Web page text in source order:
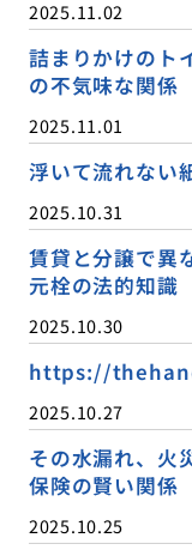
2025.11.02
詰まりかけのト
の不気味な関係
2025.11.01
浮いて流れない
2025.10.31
賃貸と分譲で異
元栓の法的知識
2025.10.30
https://
2025.10.27
その水漏れ、火
保険の賢い関係
2025.10.25